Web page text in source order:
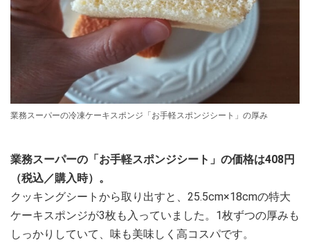
業務スーパーの冷凍ケーキスポンジ「お手軽スポンジシート」の厚み
業務スーパーの「お手軽スポンジシート」の価格は408円
（税込／購入時）。
クッキングシートから取り出すと、25.5cm×18cmの特大
ケーキスポンジが3枚も入っていました。1枚ずつの厚みも
しっかりしていて、味も美味しく高コスパです。